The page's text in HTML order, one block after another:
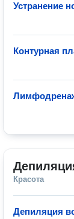
Устранение
Контурная
Красота
Депиляция